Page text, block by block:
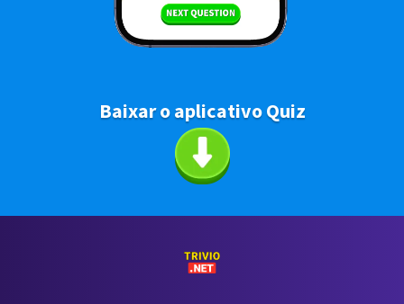
Baixar o aplicativo Quiz